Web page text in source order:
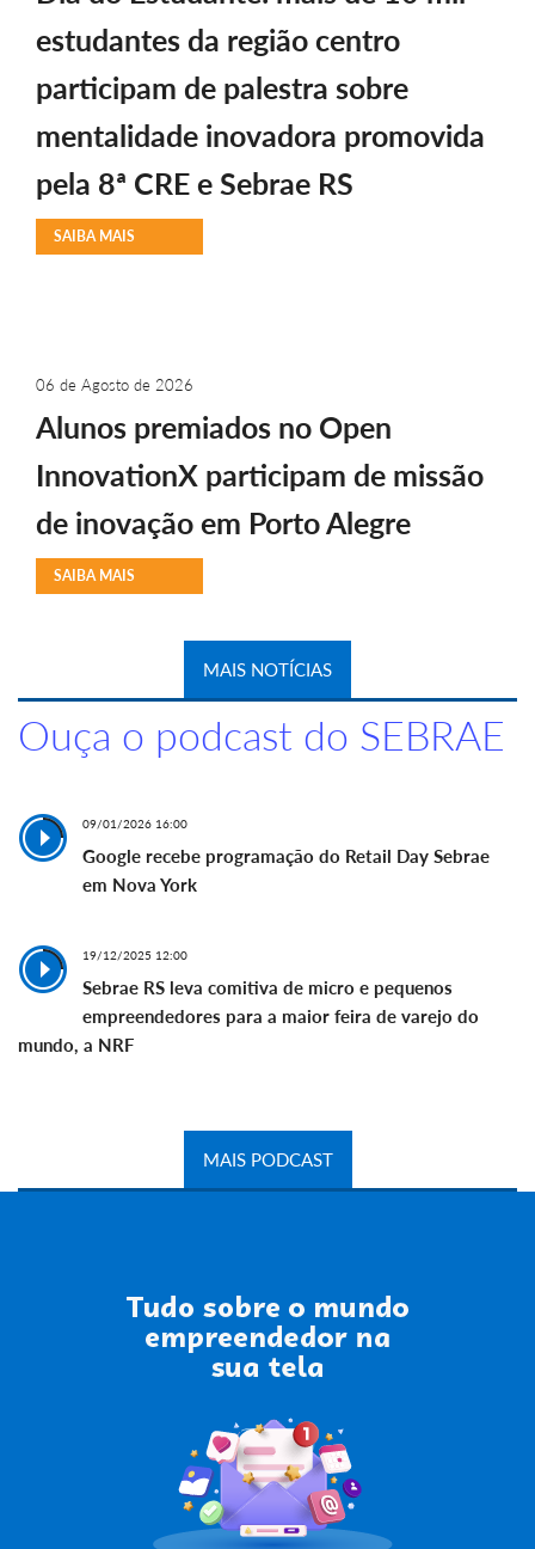
estudantes da região centro
participam de palestra sobre
mentalidade inovadora promovida
pela 8ª CRE e Sebrae RS
SAIBA MAIS
06 de Agosto de 2026
Alunos premiados no Open
InnovationX participam de missão
de inovação em Porto Alegre
SAIBA MAIS
MAIS NOTÍCIAS
Ouça o podcast do SEBRAE
09/01/2026 16:00
Google recebe programação do Retail Day Sebrae
em Nova York
19/12/2025 12:00
Sebrae RS leva comitiva de micro e pequenos
empreendedores para a maior feira de varejo do
mundo, a NRF
MAIS PODCAST